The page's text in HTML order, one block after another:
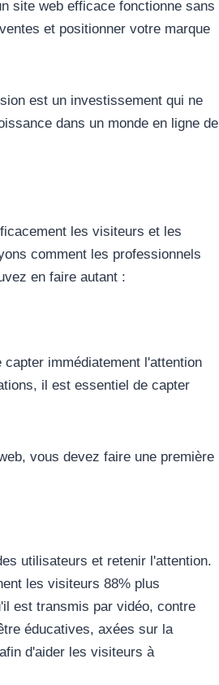
site web efficace fonctionne sans
et positionner votre marque
est un investissement qui ne
dans un monde en ligne de
les visiteurs et les
comment les professionnels
en faire autant :
immédiatement l'attention
il est essentiel de capter
vous devez faire une première
utilisateurs et retenir l'attention.
les visiteurs 88% plus
est transmis par vidéo, contre
éducatives, axées sur la
d'aider les visiteurs à